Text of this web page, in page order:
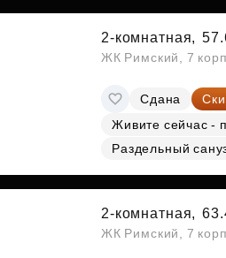
2-комнатная,
ЖК Римский, 7
Сдана
Живите сейчас -
Раздельный
2-комнатная,
ЖК Римский, 7